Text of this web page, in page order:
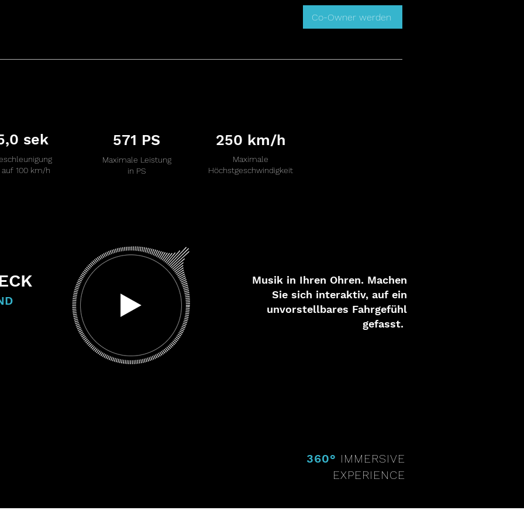
Co-Owner werden
sek
auf 100 km/h
571 PS
Maximale Leistung
in PS
250 km/h
Maximale
Höchstgeschwindigkeit
Musik in Ihren Ohren. Machen
Sie sich interaktiv, auf ein
unvorstellbares Fahrgefühl
gefasst.
360° IMMERSIVE
EXPERIENCE